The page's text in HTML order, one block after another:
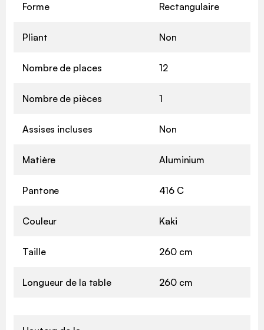
Forme Rectangulaire
Pliant Non
Nombre de places 12
Nombre de pièces 1
Assises incluses Non
Matière Aluminium
Pantone 416 C
Couleur Kaki
Taille 260 cm
Longueur de la table 260 cm